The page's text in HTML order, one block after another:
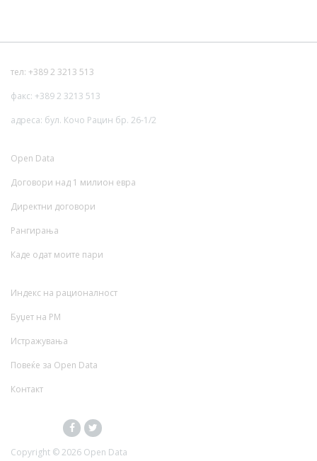
тел: +389 2 3213 513
факс: +389 2 3213 513
адреса: бул. Кочо Рацин бр. 26-1/2
Open Data
Договори над 1 милион евра
Директни договори
Рангирања
Каде одат моите пари
Индекс на рационалност
Буџет на РМ
Истражувања
Повеќе за Open Data
Контакт
Copyright ©2026 Open Data